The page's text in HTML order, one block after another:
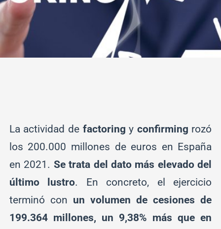
La actividad de factoringy confirming rozó
los 200.000 millones de euros en España
en 2021. Se trata del dato más elevado del
último lustro. En concreto, el ejercicio
terminó con un volumen de cesiones de
199.364 millones, un 9,38% más que en